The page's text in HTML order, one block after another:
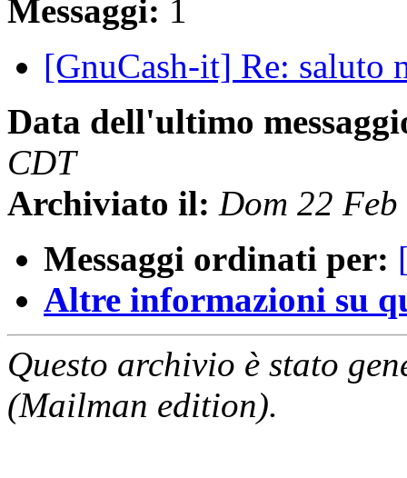
Messaggi: 1
[GnuCash-it] Re: saluto
Data dell'ultimo
CDT
Archiviato il: Dom 22
Messaggi ordinati per:
Altre informazioni su
Questo archivio è stato
(Mailman edition).